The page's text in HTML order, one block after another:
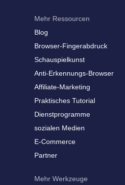
Mehr Ressourcen
Blog
Browser-Fingerabdruck
Schauspielkunst
Anti-Erkennungs-Browser
Affiliate-Marketing
Praktisches Tutorial
Dienstprogramme
sozialen Medien
E-Commerce
Partner
Mehr Werkzeuge